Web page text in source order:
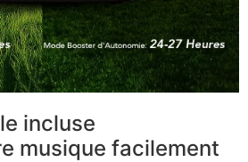
incluse
musique facilement